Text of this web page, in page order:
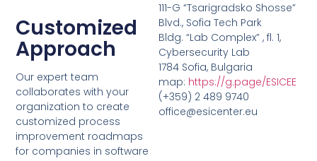
Customized
Approach
Our expert team
collaborates with your
organization to create
customized process
improvement roadmaps
for companies in software
111-G “Tsarigradsko Shosse”
Blvd., Sofia Tech Park
Bldg. “Lab Complex” , fl. 1,
Cybersecurity Lab
1784 Sofia, Bulgaria
map: https://g.page/ESICEE
(+359) 2 489 9740
office@esicenter.eu